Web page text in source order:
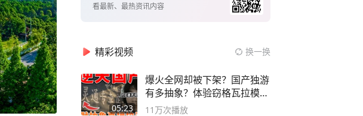
看最新、最热资讯内容
精彩视频 换一换
05:23
爆火全网却被下架？国产独游
有多抽象？体验窃格瓦拉模拟
器！
11万次播放